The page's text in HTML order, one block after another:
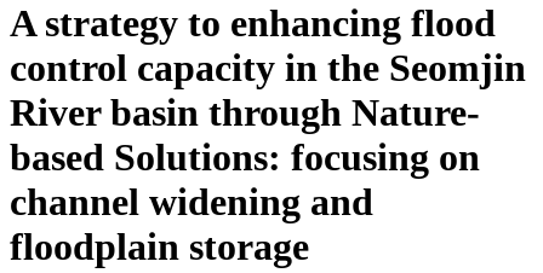
A strategy to enhancing flood
control capacity in the Seomjin
River basin through Nature-
based Solutions: focusing on
channel widening and
floodplain storage